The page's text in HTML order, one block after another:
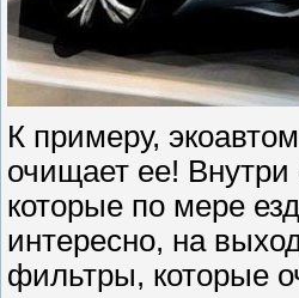
К примеру,
очищает ее!
которые по мере
интересно, на
фильтры, которые